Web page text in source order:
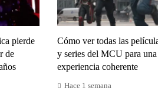
pierde
de
Cómo ver todas las
y series del MCU para una
experiencia coherente
Hace 1 semana